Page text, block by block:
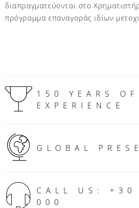
διαπραγματεύονται στο
πρόγραμμα επαναγοράς ιδίων
150 YEARS OF
EXPERIENCE
GLOBAL
CALL US:
000